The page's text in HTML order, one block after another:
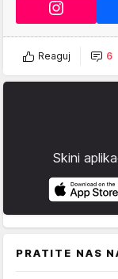
Reaguj 6
Skini
PRATITE NAS